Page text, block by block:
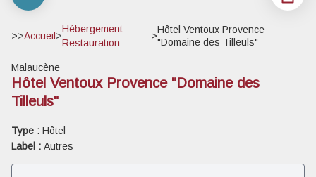
>>Accueil >
Hébergement -
Restauration
>
Hôtel Ventoux Provence
"Domaine des Tilleuls"
Malaucène
Hôtel Ventoux Provence "Domaine des
Tilleuls"
Type : Hôtel
Label : Autres